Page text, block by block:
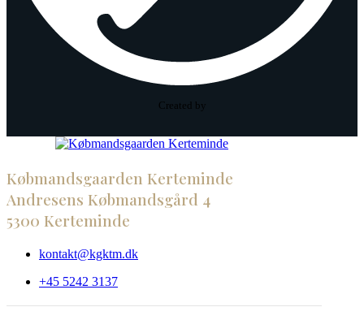
Created by
Købmandsgaarden Kerteminde
Andresens Købmandsgård 4
5300 Kerteminde
kontakt@kgktm.dk
+45 5242 3137